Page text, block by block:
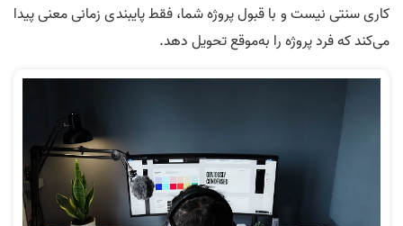
کاری سنتی نیست و با قبول پروژه شما، فقط پایبندی زمانی معنی پیدا
می‌کند که فرد پروژه را به‌موقع تحویل دهد.